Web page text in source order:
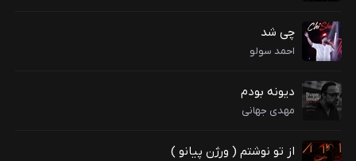
چی شد
احمد سولو
دیونه بودم
مهدی جهانی
از تو نوشتم ( ورژن پیانو )